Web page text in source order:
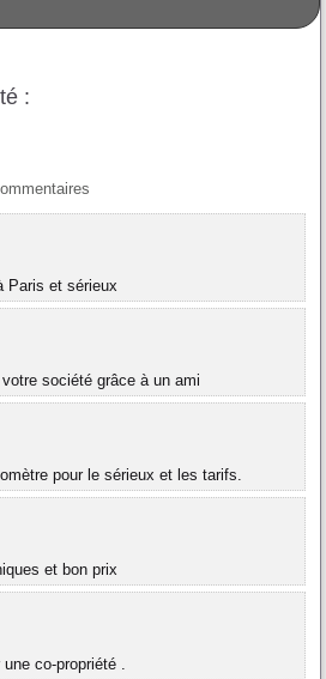
:
Paris et sérieux
société grâce à un ami
pour le sérieux et les tarifs.
et bon prix
co-propriété .